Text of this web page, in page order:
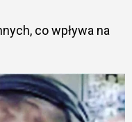
co wpływa na